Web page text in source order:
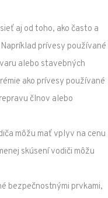
aj od toho, ako často a
prívesy používané
alebo stavebných
ako prívesy používané
člnov alebo
môžu mať vplyv na cenu
skúsení vodiči môžu
bezpečnostnými prvkami,